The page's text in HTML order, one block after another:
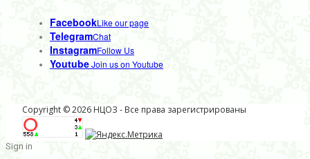
FacebookLike our page
TelegramChat
InstagramFollow Us
YoutubeJoin us on Youtube
Copyright © 2026 НЦОЗ - Все права зарегистрированы
Sign in